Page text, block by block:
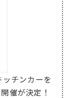
チンカーを
催が決定！